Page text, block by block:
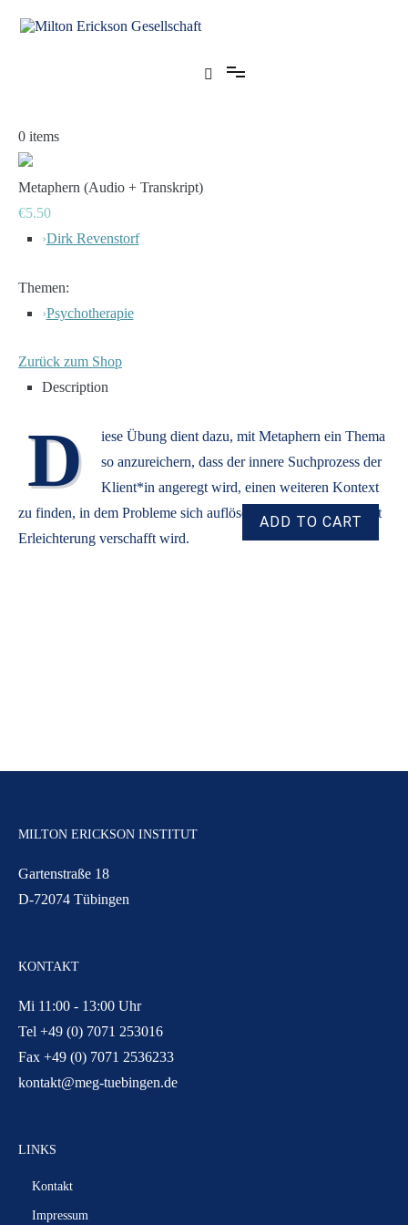
Inhalt
0 items
Metaphern (Audio + Transkript)
€5.50
›Dirk Revenstorf
Themen:
›Psychotherapie
Zurück zum Shop
Description
D
iese Übung dient dazu, mit Metaphern ein Thema
so anzureichern, dass der innere Suchprozess der
Klient*in angeregt wird, einen weiteren Kontext
zu finden, in dem Probleme sich auflösen oder ihnen zumindest
Erleichterung verschafft wird.
MILTON ERICKSON INSTITUT
Gartenstraße 18
D-72074 Tübingen
KONTAKT
Mi 11:00 - 13:00 Uhr
Tel +49 (0) 7071 253016
Fax +49 (0) 7071 2536233
kontakt@meg-tuebingen.de
LINKS
Kontakt
Impressum